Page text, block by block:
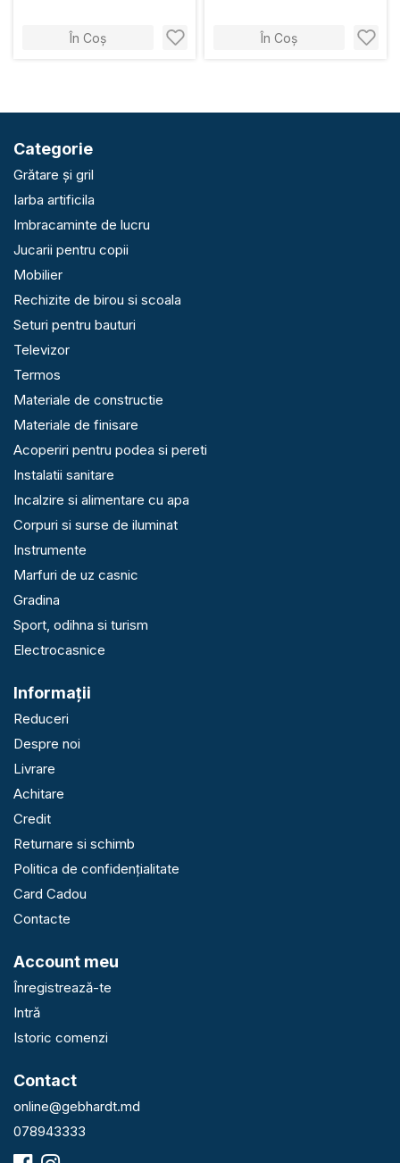
În Coș În Coș
Categorie
Grătare și gril
Iarba artificila
Imbracaminte de lucru
Jucarii pentru copii
Mobilier
Rechizite de birou si scoala
Seturi pentru bauturi
Televizor
Termos
Materiale de constructie
Materiale de finisare
Acoperiri pentru podea si pereti
Instalatii sanitare
Incalzire si alimentare cu apa
Corpuri si surse de iluminat
Instrumente
Marfuri de uz casnic
Gradina
Sport, odihna si turism
Electrocasnice
Informaţii
Reduceri
Despre noi
Livrare
Achitare
Credit
Returnare si schimb
Politica de confidențialitate
Card Cadou
Contacte
Account meu
Înregistrează-te
Intră
Istoric comenzi
Contact
online@gebhardt.md
078943333